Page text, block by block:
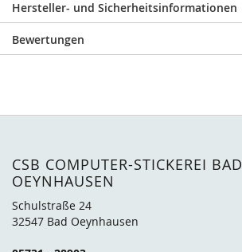
Hersteller- und Sicherheitsinformationen
Bewertungen
CSB COMPUTER-STICKEREI BAD
OEYNHAUSEN
Schulstraße 24
32547 Bad Oeynhausen